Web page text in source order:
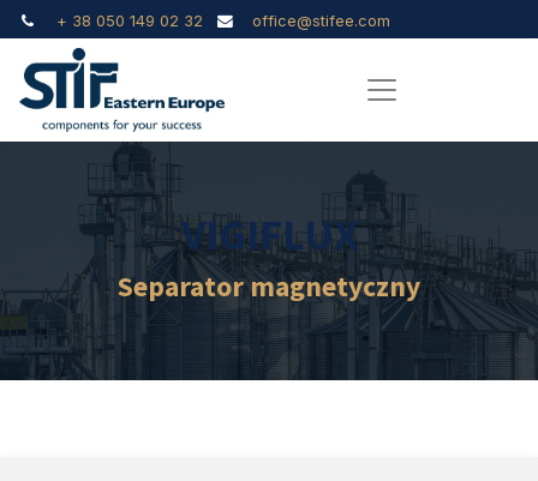
+ 38 050 149 02 32 office@stifee.com
VIGIFLUX
Separator magnetyczny